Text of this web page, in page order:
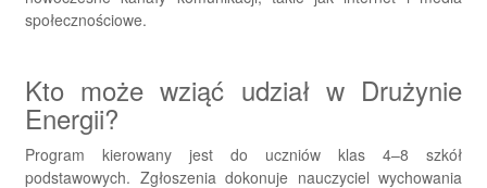
społecznościowe.
Kto może wziąć udział w Drużynie
Energii?
Program kierowany jest do uczniów klas 4–8 szkół
podstawowych. Zgłoszenia dokonuje nauczyciel wychowania